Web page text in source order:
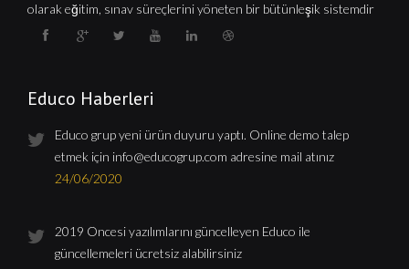
olarak eğitim, sınav süreçlerini yöneten bir bütünleşik sistemdir
Educo Haberleri
Educo grup yeni ürün duyuru yaptı. Online demo talep
etmek için info@educogrup.com adresine mail atınız
24/06/2020
2019 Öncesi yazılımlarını güncelleyen Educo ile
güncellemeleri ücretsiz alabilirsiniz